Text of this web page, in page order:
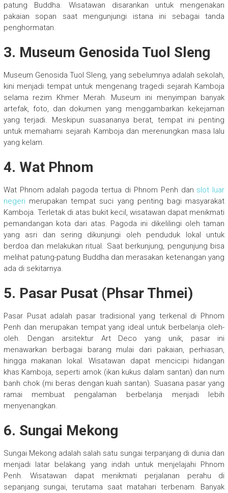
patung Buddha. Wisatawan disarankan untuk mengenakan
pakaian sopan saat mengunjungi istana ini sebagai tanda
penghormatan.
3. Museum Genosida Tuol Sleng
Museum Genosida Tuol Sleng, yang sebelumnya adalah sekolah,
kini menjadi tempat untuk mengenang tragedi sejarah Kamboja
selama rezim Khmer Merah. Museum ini menyimpan banyak
artefak, foto, dan dokumen yang menggambarkan kekejaman
yang terjadi. Meskipun suasananya berat, tempat ini penting
untuk memahami sejarah Kamboja dan merenungkan masa lalu
yang kelam.
4. Wat Phnom
Wat Phnom adalah pagoda tertua di Phnom Penh dan slot luar
negerimerupakan tempat suci yang penting bagi masyarakat
Kamboja. Terletak di atas bukit kecil, wisatawan dapat menikmati
pemandangan kota dari atas. Pagoda ini dikelilingi oleh taman
yang asri dan sering dikunjungi oleh penduduk lokal untuk
berdoa dan melakukan ritual. Saat berkunjung, pengunjung bisa
melihat patung-patung Buddha dan merasakan ketenangan yang
ada di sekitarnya.
5. Pasar Pusat (Phsar Thmei)
Pasar Pusat adalah pasar tradisional yang terkenal di Phnom
Penh dan merupakan tempat yang ideal untuk berbelanja oleh-
oleh. Dengan arsitektur Art Deco yang unik, pasar ini
menawarkan berbagai barang mulai dari pakaian, perhiasan,
hingga makanan lokal. Wisatawan dapat mencicipi hidangan
khas Kamboja, seperti amok (ikan kukus dalam santan) dan num
banh chok (mi beras dengan kuah santan). Suasana pasar yang
ramai membuat pengalaman berbelanja menjadi lebih
menyenangkan.
6. Sungai Mekong
Sungai Mekong adalah salah satu sungai terpanjang di dunia dan
menjadi latar belakang yang indah untuk menjelajahi Phnom
Penh. Wisatawan dapat menikmati perjalanan perahu di
sepanjang sungai, terutama saat matahari terbenam. Banyak